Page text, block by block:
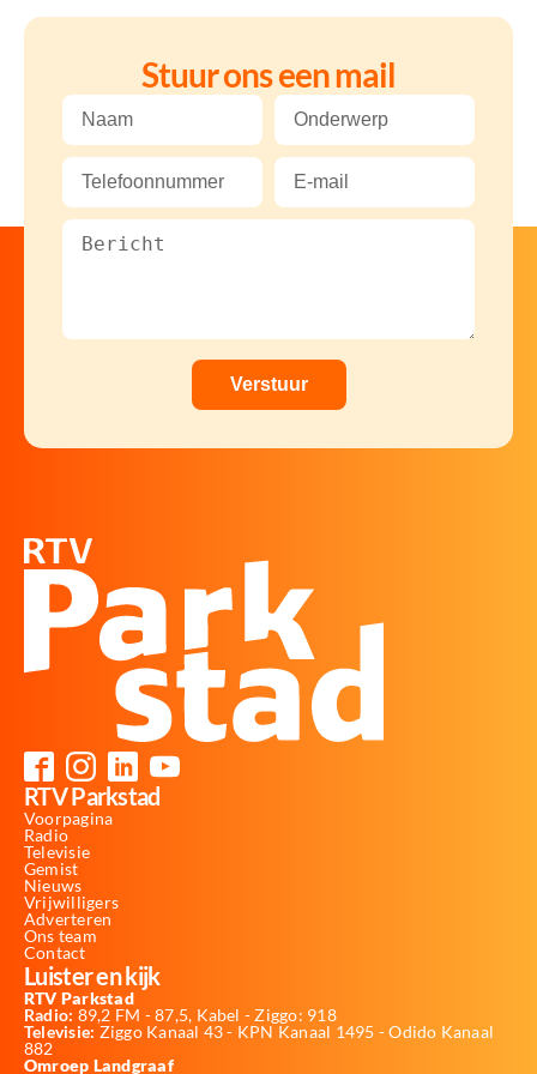
Stuur ons een mail
RTV Parkstad
Voorpagina
Radio
Televisie
Gemist
Nieuws
Vrijwilligers
Adverteren
Ons team
Contact
Luister en kijk
RTV Parkstad
Radio: 89,2 FM - 87,5, Kabel - Ziggo: 918
Televisie: Ziggo Kanaal 43 - KPN Kanaal 1495 - Odido Kanaal
882
Omroep Landgraaf